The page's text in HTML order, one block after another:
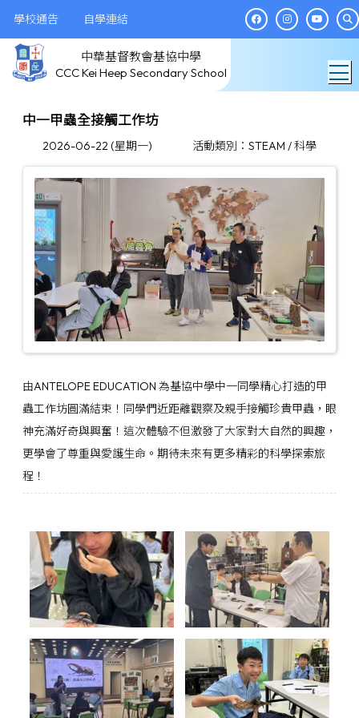
學校通告 自學連結
中華基督教會基協中學
CCC Kei Heep Secondary School
中一甲蟲全接觸工作坊
2026-06-22 (星期一) 活動類別：STEAM / 科學
由ANTELOPE EDUCATION 為基協中學中一同學精心打造的甲
蟲工作坊圓滿結束！同學們近距離觀察及親手接觸珍貴甲蟲，眼
神充滿好奇與興奮！這次體驗不但激發了大家對大自然的興趣，
更學會了尊重與愛護生命。期待未來有更多精彩的科學探索旅
程！